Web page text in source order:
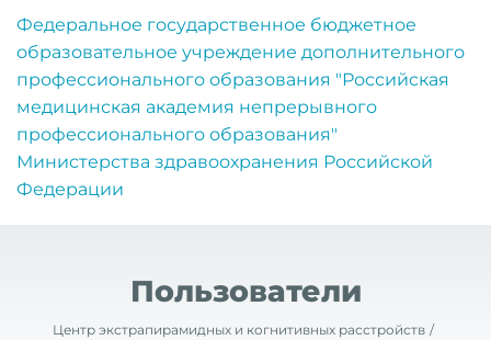
Федеральное государственное бюджетное
образовательное учреждение дополнительного
профессионального образования "Российская
медицинская академия непрерывного
профессионального образования"
Министерства здравоохранения Российской
Федерации
Пользователи
Центр экстрапирамидных и когнитивных расстройств